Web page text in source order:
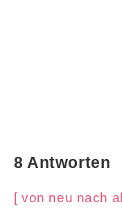
8 Antworten
[ von neu nach